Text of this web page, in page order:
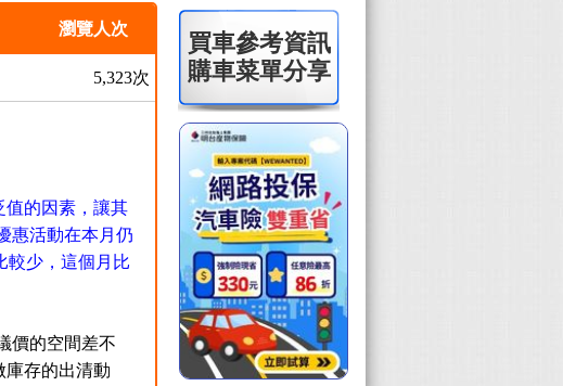
瀏覽人次
5,323次
值的因素，讓其
惠活動在本月仍
較少，這個月比
價的空間差不
庫存的出清動
買車參考資訊
購車菜單分享